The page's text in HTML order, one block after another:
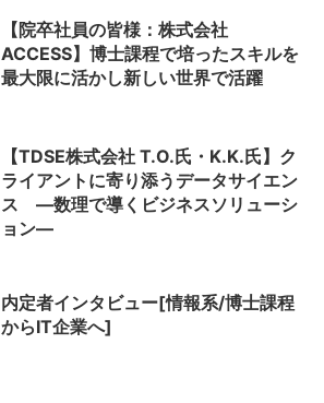
【院卒社員の皆様：株式会社
ACCESS】博士課程で培ったスキルを
最大限に活かし新しい世界で活躍
【TDSE株式会社 T.O.氏・K.K.氏】ク
ライアントに寄り添うデータサイエン
ス ―数理で導くビジネスソリューシ
ョン―
内定者インタビュー[情報系/博士課程
からIT企業へ]